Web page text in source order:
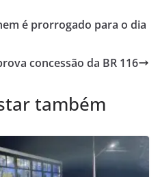
é prorrogado para o dia
concessão da BR 116
também